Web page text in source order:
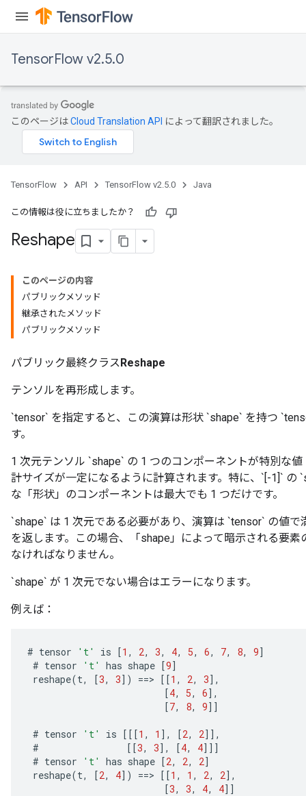
TensorFlow v2.5.0
このページはCloud Translation API によって翻訳されました。
TensorFlow API TensorFlow v2.5.0 Java
この情報は役に立ちましたか？
Reshape
このページの内容
パブリックメソッド
継承されたメソッド
パブリックメソッド
パブリック最終クラスReshape
テンソルを再形成します。
`tensor` を指定すると、この演算は形状 `shape` を持つ
す。
1 次元テンソル `shape` の 1 つのコンポーネントが特別な
計サイズが一定になるように計算されます。特に、`[-1]` の
な「形状」のコンポーネントは最大でも 1 つだけです。
`shape` は 1 次元である必要があり、演算は `tensor` の値
を返します。この場合、「shape」によって暗示される要
なければなりません。
`shape` が 1 次元でない場合はエラーになります。
例えば：
# tensor 't' is [1 , 2, 3, 4, 5, 6, 7, 8, 9]
# tensor 't' has shape [9]
reshape(t, [3, 3] ) ==> [[1 , 2, 3] ,
[4, 5, 6] ,
[7, 8, 9]]
# tensor 't' is [[[1 , 1 ] , [2, 2]] ,
#
[[3, 3] , [4, 4]]]
# tensor 't' has shape [2, 2, 2]
reshape(t, [2, 4] ) ==> [[1 , 1 , 2, 2] ,
[3, 3, 4, 4]]